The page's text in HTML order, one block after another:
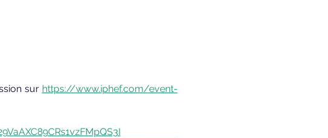
sur https://www.iphef.com/event-